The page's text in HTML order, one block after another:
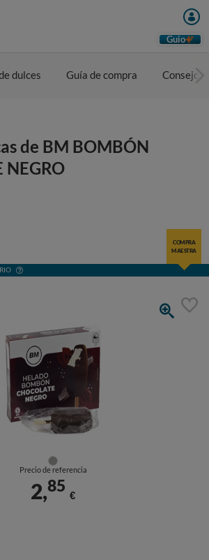
Guio
dulces Guía de compra Consejos
de BM BOMBÓN
NEGRO
COMPRA
MAESTRA
Precio de referencia
2,85
€